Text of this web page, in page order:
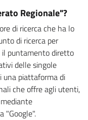
Regionale"?
di ricerca che ha lo
di ricerca per
il puntamento diretto
delle singole
una piattaforma di
che offre agli utenti,
"Google".